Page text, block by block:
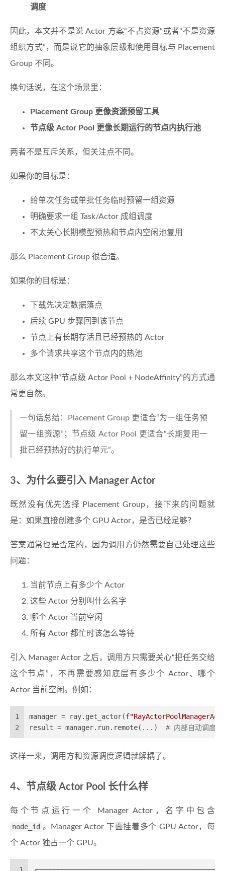
调度
因此，本文并不是说 Actor 方案“不占资源”或者“不是资源
组织方式”，而是说它的抽象层级和使用目标与 Placement
Group 不同。
换句话说，在这个场景里：
Placement Group 更像资源预留工具
节点级 Actor Pool 更像长期运行的节点内执行池
两者不是互斥关系，但关注点不同。
如果你的目标是：
给单次任务或单批任务临时预留一组资源
明确要求一组 Task/Actor 成组调度
不太关心长期模型预热和节点内空闲池复用
那么 Placement Group 很合适。
如果你的目标是：
下载先决定数据落点
后续 GPU 步骤回到该节点
节点上有长期存活且已经预热的 Actor
多个请求共享这个节点内的热池
那么本文这种“节点级 Actor Pool + NodeAffinity”的方式通
常更自然。
一句话总结：Placement Group 更适合“为一组任务预
留一组资源”；节点级 Actor Pool 更适合“长期复用一
批已经预热好的执行单元”。
3、为什么要引入 Manager Actor
既然没有优先选择 Placement Group，接下来的问题就
是：如果直接创建多个 GPU Actor，是否已经足够？
答案通常也是否定的，因为调用方仍然需要自己处理这些
问题：
当前节点上有多少个 Actor
这些 Actor 分别叫什么名字
哪个 Actor 当前空闲
所有 Actor 都忙时该怎么等待
引入 Manager Actor 之后，调用方只需要关心“把任务交给
这个节点”，不再需要感知底层有多少个 Actor、哪个
Actor 当前空闲。例如：
1
2
manager = ray.get_actor(
result = manager.run.remote(...) # 内部自动调度
这样一来，调用方和资源调度逻辑就解耦了。
4、节点级 Actor Pool 长什么样
每个节点运行一个 Manager Actor，名字中包含
node_id 。Manager Actor 下面挂着多个 GPU Actor，每
个 Actor 独占一个 GPU。